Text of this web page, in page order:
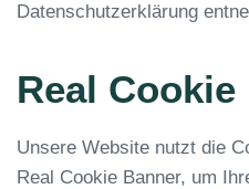
Datenschutzerklärung
Real Cookie
Unsere Website nutzt die
Real Cookie Banner, um